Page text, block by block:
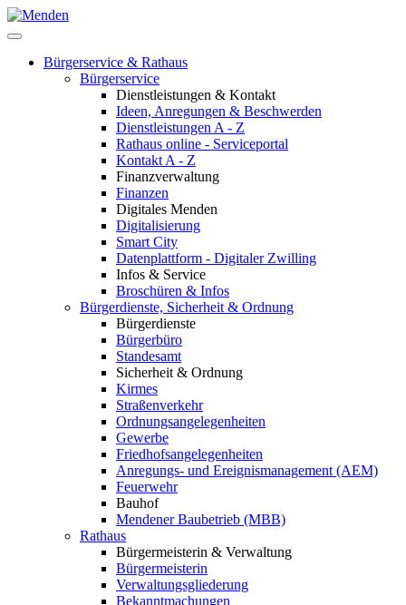
Bürgerservice & Rathaus
Bürgerservice
Dienstleistungen & Kontakt
Ideen, Anregungen & Beschwerden
Dienstleistungen A - Z
Rathaus online - Serviceportal
Kontakt A - Z
Finanzverwaltung
Finanzen
Digitales Menden
Digitalisierung
Smart City
Datenplattform - Digitaler Zwilling
Infos & Service
Broschüren & Infos
Bürgerdienste, Sicherheit & Ordnung
Bürgerdienste
Bürgerbüro
Standesamt
Sicherheit & Ordnung
Kirmes
Straßenverkehr
Ordnungsangelegenheiten
Gewerbe
Friedhofsangelegenheiten
Anregungs- und Ereignismanagement (AEM)
Feuerwehr
Bauhof
Mendener Baubetrieb (MBB)
Rathaus
Bürgermeisterin & Verwaltung
Bürgermeisterin
Verwaltungsgliederung
Bekanntmachungen